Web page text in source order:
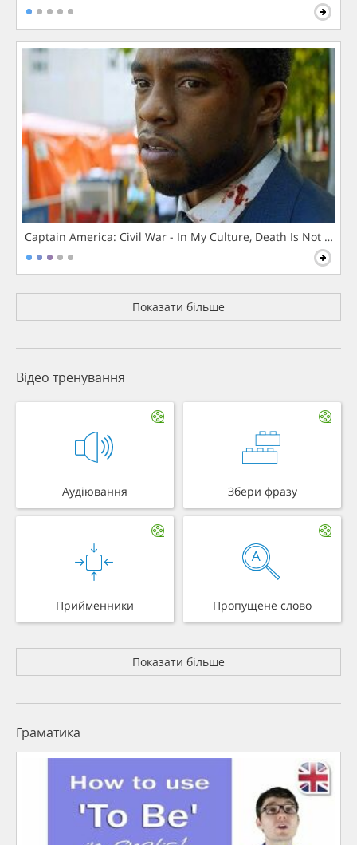
Captain America: Civil War - In My Culture, Death Is Not The
Показати більше
Відео тренування
Аудіювання Збери фразу
Прийменники Пропущене слово
Показати більше
Граматика